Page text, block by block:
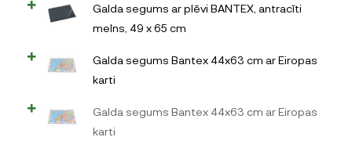
Galda segums ar plēvi BANTEX, antracīti
melns, 49 x 65 cm
Galda segums Bantex 44x63 cm ar Eiropas
karti
Galda segums Bantex 44x63 cm ar Eiropas
karti